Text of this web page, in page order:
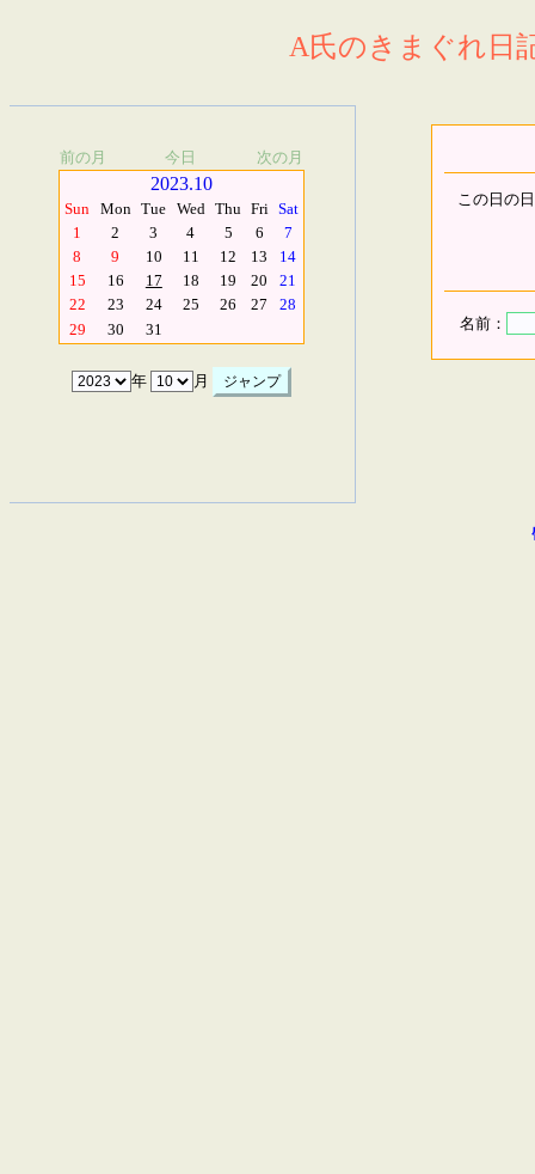
A氏のきまぐれ日
前の月 今日 次の月
2023.10
Sun Mon Tue Wed Thu Fri Sat
1
2 3 4 5 6
7
8
9 10 11 12 13
14
15
16 17 18 19 20
21
22
23 24 25 26 27
28
29
30 31
年 月
この日の
名前：